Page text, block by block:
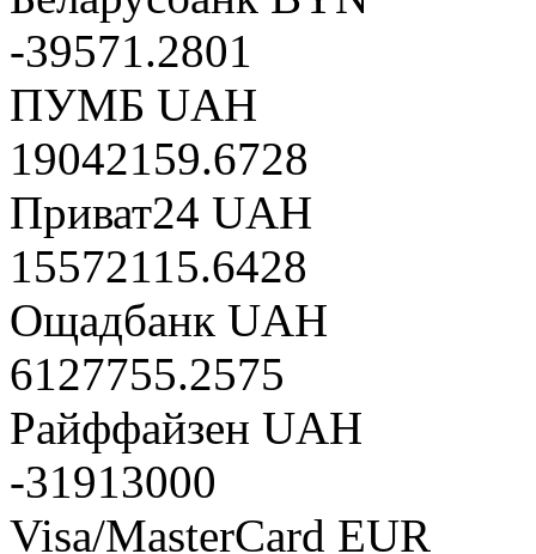
-39571.2801
ПУМБ UAH
19042159.6728
Приват24 UAH
15572115.6428
Ощадбанк UAH
6127755.2575
Райффайзен UAH
-31913000
Visa/MasterCard EUR